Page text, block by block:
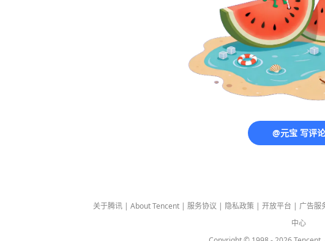
@元宝 写评论
关于腾讯 | About Tencent | 服务协议 | 隐私政策 | 开放平台 | 广告服
中心